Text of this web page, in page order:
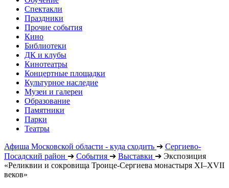
Спектакли
Праздники
Прочие события
Кино
Библиотеки
ДК и клубы
Кинотеатры
Концертные площадки
Культурное наследие
Музеи и галереи
Образование
Памятники
Парки
Театры
Афиша Московской области - куда сходить ➔ Сергиево-
Посадский район ➔ События ➔ Выставки ➔ Экспозиция
«Реликвии и сокровища Троице-Сергиева монастыря XI–XVII
веков»